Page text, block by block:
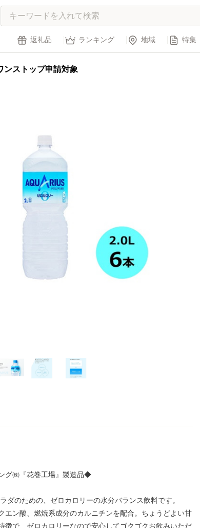
返礼品 ランキング 地域 特集
ンストップ申請対象
グ㈱『花巻工場』製造品◆
ダのための、ゼロカロリーの水分バランス飲料です。
エン酸、燃焼系成分のカルニチンを配合。ちょうどよい甘
徴で、ゼロカロリーなので安心してゴクゴクお飲みいただ